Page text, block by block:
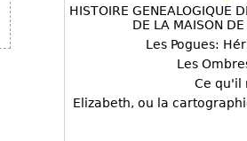
HISTOIRE GENEALOGIQUE
DE LA MAISON
Les Pogues:
Les
Ce qu'il
Elizabeth, ou la